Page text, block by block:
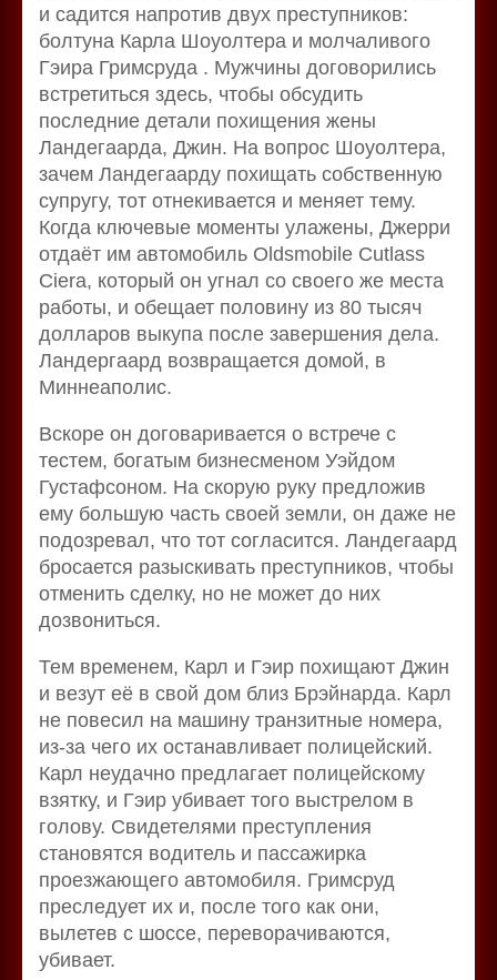
и садится напротив двух преступников:
болтуна Карла Шоуолтера и молчаливого
Гэира Гримсруда . Мужчины договорились
встретиться здесь, чтобы обсудить
последние детали похищения жены
Ландегаарда, Джин. На вопрос Шоуолтера,
зачем Ландегаарду похищать собственную
супругу, тот отнекивается и меняет тему.
Когда ключевые моменты улажены, Джерри
отдаёт им автомобиль Oldsmobile Cutlass
Ciera, который он угнал со своего же места
работы, и обещает половину из 80 тысяч
долларов выкупа после завершения дела.
Ландергаард возвращается домой, в
Миннеаполис.
Вскоре он договаривается о встрече с
тестем, богатым бизнесменом Уэйдом
Густафсоном. На скорую руку предложив
ему большую часть своей земли, он даже не
подозревал, что тот согласится. Ландегаард
бросается разыскивать преступников, чтобы
отменить сделку, но не может до них
дозвониться.
Тем временем, Карл и Гэир похищают Джин
и везут её в свой дом близ Брэйнарда. Карл
не повесил на машину транзитные номера,
из-за чего их останавливает полицейский.
Карл неудачно предлагает полицейскому
взятку, и Гэир убивает того выстрелом в
голову. Свидетелями преступления
становятся водитель и пассажирка
проезжающего автомобиля. Гримсруд
преследует их и, после того как они,
вылетев с шоссе, переворачиваются,
убивает.